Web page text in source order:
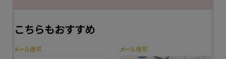
こちらもおすすめ